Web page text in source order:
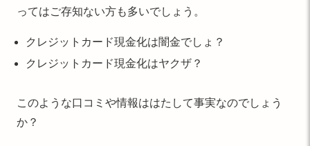
ってはご存知ない方も多いでしょう。
クレジットカード現金化は闇金でしょ？
クレジットカード現金化はヤクザ？
このような口コミや情報ははたして事実なのでしょう
か？